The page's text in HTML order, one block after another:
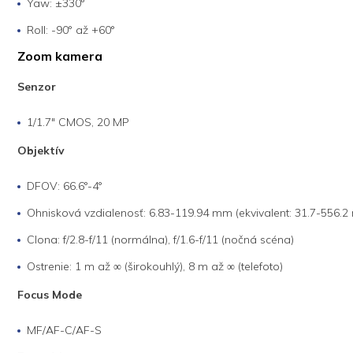
Roll: -90° až +60°
Zoom kamera
Senzor
1/1.7" CMOS, 20 MP
Objektív
DFOV: 66.6°-4°
Ohnisková vzdialenosť: 6.83-119.94 mm (ekvivalent: 31.7-556.2
Clona: f/2.8-f/11 (normálna), f/1.6-f/11 (nočná scéna)
Ostrenie: 1 m až ∞ (širokouhlý), 8 m až ∞ (telefoto)
Focus Mode
MF/AF-C/AF-S